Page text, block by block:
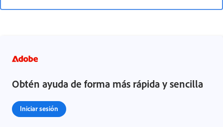
Obtén ayuda de forma más rápida y sencilla
Iniciar sesión